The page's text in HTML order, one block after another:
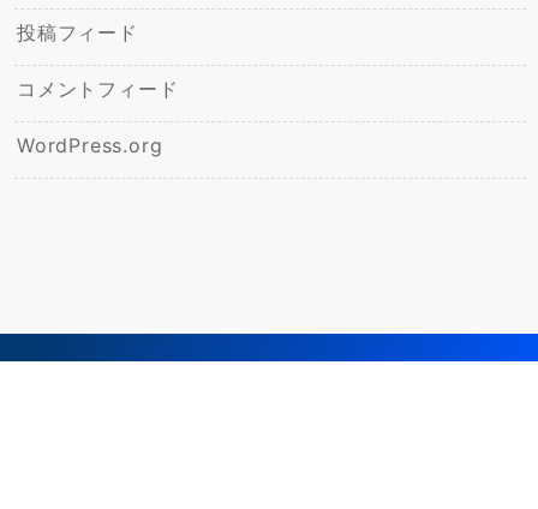
投稿フィード
コメントフィード
WordPress.org